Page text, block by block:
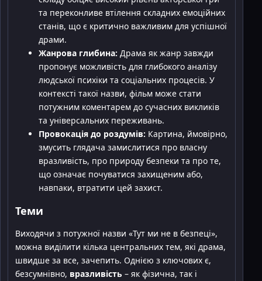
та переконливе втілення складних емоційних
станів, що є критично важливим для успішної
драми.
Жанрова глибина: Драма як жанр завжди
пропонує можливість для глибокого аналізу
людської психіки та соціальних процесів. У
контексті такої назви, фільм може стати
потужним коментарем до сучасних викликів
та універсальних переживань.
Провокація до роздумів: Картина, ймовірно,
змусить глядача замислитися про власну
вразливість, про природу безпеки та про те,
що означає почуватися захищеним або,
навпаки, втратити цей захист.
Теми
Виходячи з потужної назви «Тут ми не в безпеці»,
можна виділити кілька центральних тем, які драма,
швидше за все, зачепить. Однією з ключових є,
безсумнівно, вразливість – як фізична, так і